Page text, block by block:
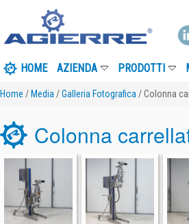
HOME AZIENDA PRODOTTI
Home / Media /Galleria Fotografica / Colonna
Colonna